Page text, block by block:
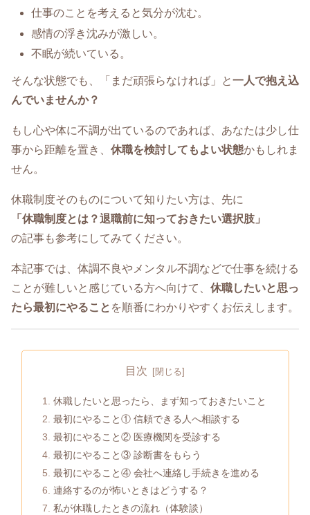
仕事のことを考えると気分が沈む。
感情の浮き沈みが激しい。
不眠が続いている。
そんな状態でも、「まだ頑張らなければ」と一人で抱え込
んでいませんか？
もし心や体に不調が出ているのであれば、あなたは少し仕
事から距離を置き、 休職を検討してもよい状態かもしれま
せん。
休職制度そのものについて知りたい方は、先に
「休職制度とは？退職前に知っておきたい選択肢」
の記事も参考にしてみてください。
本記事では、体調不良やメンタル不調などで仕事を続ける
ことが難しいと感じている方へ向けて、 休職したいと思っ
たら最初にやること を順番にわかりやすくお伝えします。
目次
休職したいと思ったら、まず知っておきたいこと
最初にやること① 信頼できる人へ相談する
最初にやること② 医療機関を受診する
最初にやること③ 診断書をもらう
最初にやること④ 会社へ連絡し手続きを進める
連絡するのが怖いときはどうする？
私が休職したときの流れ（体験談）